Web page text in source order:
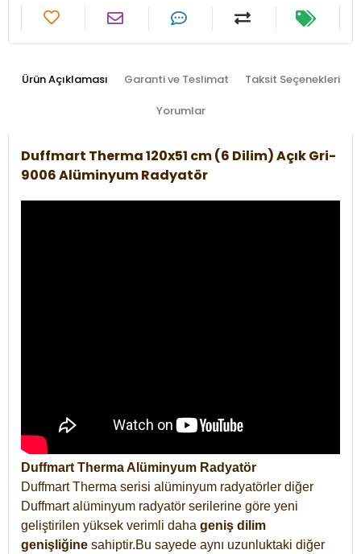
Ürün Açıklaması Garanti ve Teslimat Taksit Seçenekleri
Yorumlar
Duffmart Therma 120x51 cm (6 Dilim) Açık Gri-
9006 Alüminyum Radyatör
Duffmart Therma Alüminyum Radyatör
Duffmart Therma serisi alüminyum radyatörler diğer
Duffmart alüminyum radyatör serilerine göre yeni
geliştirilen yüksek verimli daha geniş dilim
genişliğine sahiptir.Bu sayede aynı uzunluktaki diğer